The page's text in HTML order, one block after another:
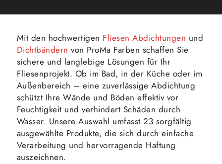
Mit den hochwertigen Fliesen Abdichtungen und
Dichtbändern von ProMa Farben schaffen Sie
sichere und langlebige Lösungen für Ihr
Fliesenprojekt. Ob im Bad, in der Küche oder im
Außenbereich – eine zuverlässige Abdichtung
schützt Ihre Wände und Böden effektiv vor
Feuchtigkeit und verhindert Schäden durch
Wasser. Unsere Auswahl umfasst 23 sorgfältig
ausgewählte Produkte, die sich durch einfache
Verarbeitung und hervorragende Haftung
auszeichnen.